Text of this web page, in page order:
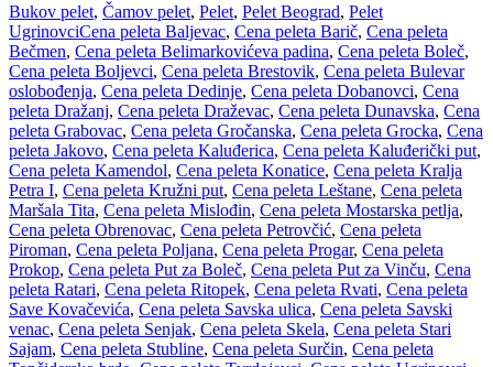
Bukov pelet, Čamov pelet, Pelet, Pelet Beograd, Pelet
UgrinovciCena peleta Baljevac, Cena peleta Barič, Cena peleta
Bečmen, Cena peleta Belimarkovićeva padina, Cena peleta Boleč,
Cena peleta Boljevci, Cena peleta Brestovik, Cena peleta Bulevar
oslobođenja, Cena peleta Dedinje, Cena peleta Dobanovci, Cena
peleta Dražanj, Cena peleta Draževac, Cena peleta Dunavska, Cena
peleta Grabovac, Cena peleta Gročanska, Cena peleta Grocka, Cena
peleta Jakovo, Cena peleta Kaluđerica, Cena peleta Kaluđerički put,
Cena peleta Kamendol, Cena peleta Konatice, Cena peleta Kralja
Petra I, Cena peleta Kružni put, Cena peleta Leštane, Cena peleta
Maršala Tita, Cena peleta Mislođin, Cena peleta Mostarska petlja,
Cena peleta Obrenovac, Cena peleta Petrovčić, Cena peleta
Piroman, Cena peleta Poljana, Cena peleta Progar, Cena peleta
Prokop, Cena peleta Put za Boleč, Cena peleta Put za Vinču, Cena
peleta Ratari, Cena peleta Ritopek, Cena peleta Rvati, Cena peleta
Save Kovačevića, Cena peleta Savska ulica, Cena peleta Savski
venac, Cena peleta Senjak, Cena peleta Skela, Cena peleta Stari
Sajam, Cena peleta Stubline, Cena peleta Surčin, Cena peleta